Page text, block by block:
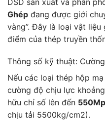
Ghép đang được giới
vàng”. Đây là loại vật
điểm của thép truyền
Thông số kỹ thuật:
Nếu các loại thép hộp
cường độ chịu lực
hữu chỉ số lên đến
chịu tải 5500kg/cm2).